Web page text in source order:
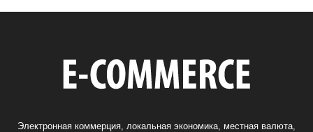
Электронная коммерция, локальная экономика, местная валюта,